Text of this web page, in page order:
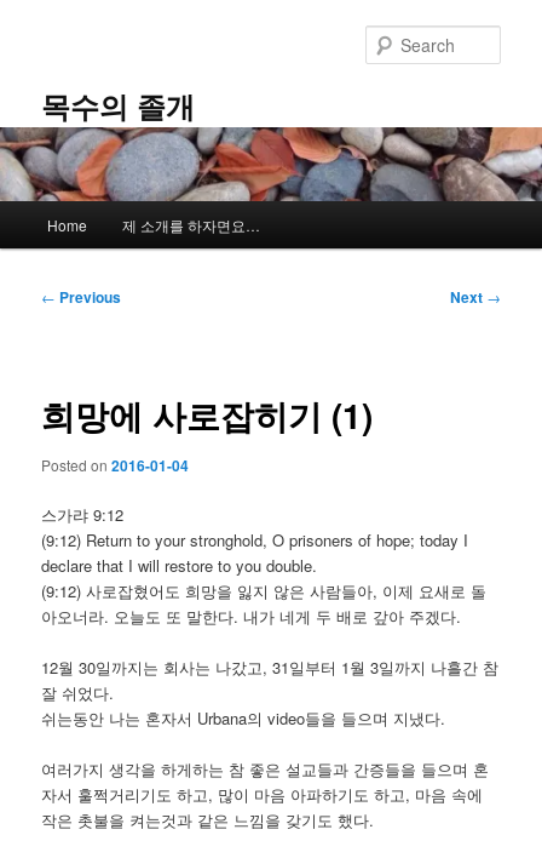
content목수의 졸개
Home 제 소개를 하자면요…
Post
← Previous Next →
희망에 사로잡히기 (1)
Posted on2016-01-04
스가랴 9:12
(9:12) Return to your stronghold, O prisoners of hope; today I
declare that I will restore to you double.
(9:12) 사로잡혔어도 희망을 잃지 않은 사람들아, 이제 요새로 돌
아오너라. 오늘도 또 말한다. 내가 네게 두 배로 갚아 주겠다.
12월 30일까지는 회사는 나갔고, 31일부터 1월 3일까지 나흘간 참
잘 쉬었다.
쉬는동안 나는 혼자서 Urbana의 video들을 들으며 지냈다.
여러가지 생각을 하게하는 참 좋은 설교들과 간증들을 들으며 혼
자서 훌쩍거리기도 하고, 많이 마음 아파하기도 하고, 마음 속에
작은 촛불을 켜는것과 같은 느낌을 갖기도 했다.